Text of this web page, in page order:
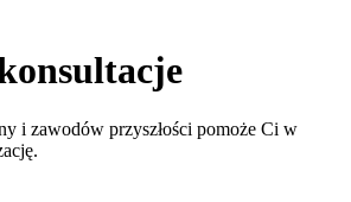
i zawodów przyszłości pomoże Ci w